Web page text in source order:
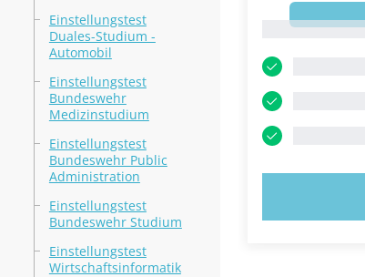
Einstellungstest
Duales-Studium -
Automobil
Einstellungstest
Bundeswehr
Medizinstudium
Einstellungstest
Bundeswehr Public
Administration
Einstellungstest
Bundeswehr Studium
Einstellungstest
Wirtschaftsinformatik